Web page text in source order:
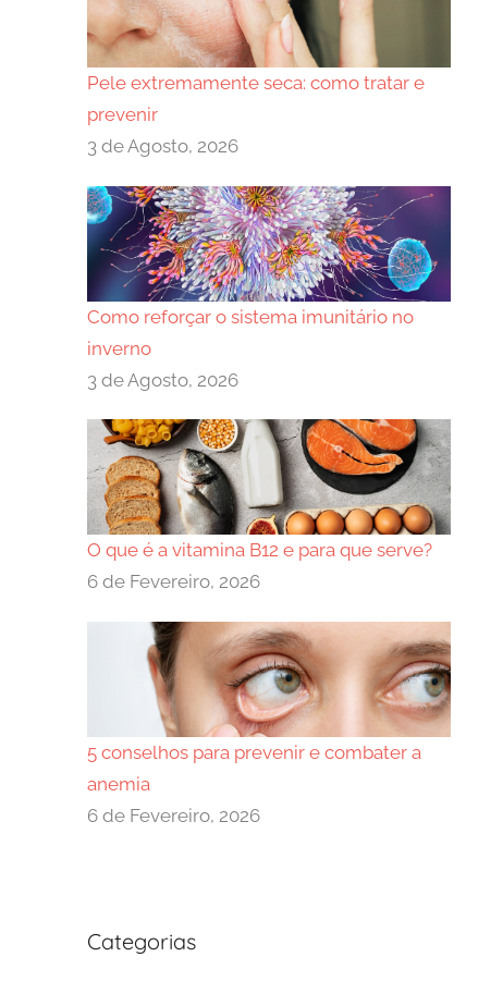
Pele extremamente seca: como tratar e
prevenir
3 de Agosto, 2026
Como reforçar o sistema imunitário no
inverno
3 de Agosto, 2026
O que é a vitamina B12 e para que serve?
6 de Fevereiro, 2026
5 conselhos para prevenir e combater a
anemia
6 de Fevereiro, 2026
Categorias